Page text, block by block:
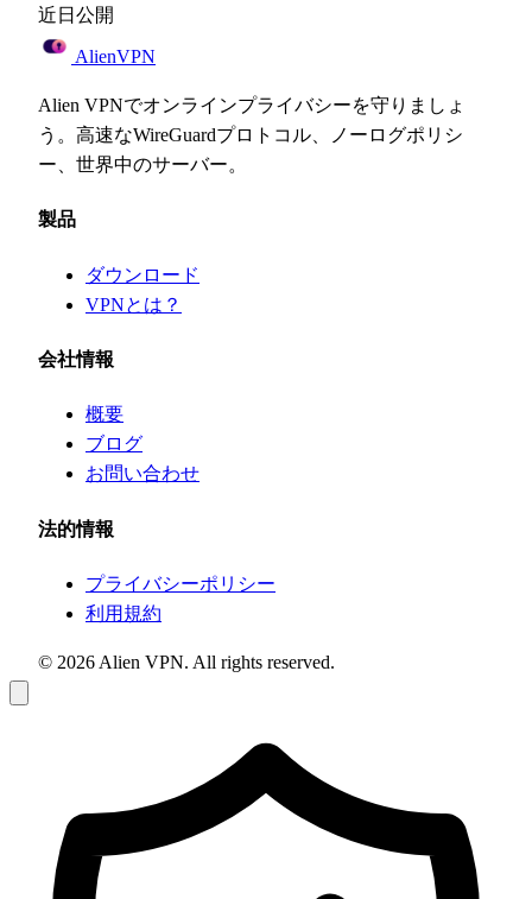
近日公開
AlienVPN
Alien VPNでオンラインプライバシーを守りましょ
う。高速なWireGuardプロトコル、ノーログポリシ
ー、世界中のサーバー。
製品
ダウンロード
VPNとは？
会社情報
概要
ブログ
お問い合わせ
法的情報
プライバシーポリシー
利用規約
© 2026 Alien VPN. All rights reserved.